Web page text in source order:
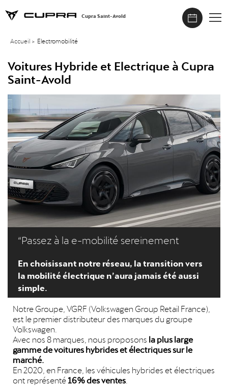
Cupra Saint-Avold
Accueil > Electromobilité
Voitures Hybride et Electrique à Cupra
Saint-Avold
“Passez à la e-mobilité sereinement
En choisissant notre réseau, la transition vers
la mobilité électrique n’aura jamais été aussi
simple.
Notre Groupe, VGRF (Volkswagen Group Retail France),
est le premier distributeur des marques du groupe
Volkswagen.
Avec nos 8 marques, nous proposons la plus large
gamme de voitures hybrides et électriques sur le
marché.
En 2020, en France, les véhicules hybrides et électriques
ont représenté16% des ventes.